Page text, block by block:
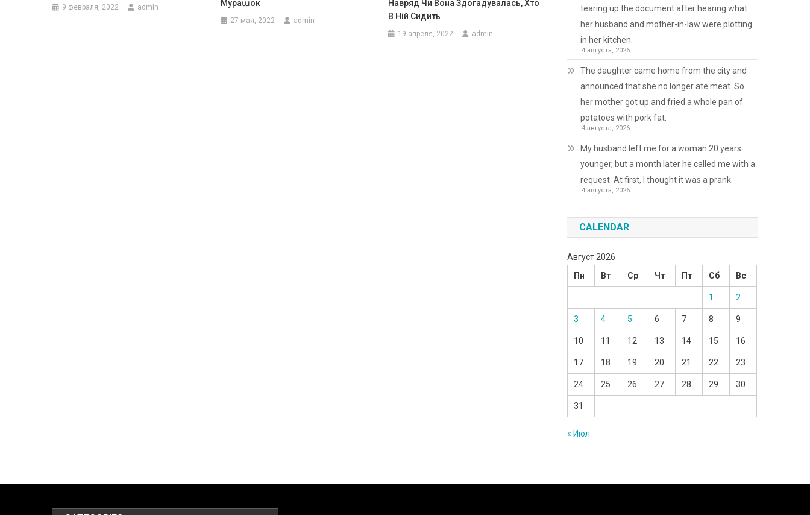
9 февраля, 2022 admin
Мураաок
27 мая, 2022 admin
Навряд Чи Вона Здогадувалась, Хто
В Ній Сидить
19 апреля, 2022 admin
tearing up the document after hearing what
her husband and mother-in-law were plotting
in her kitchen.
4 августа, 2026
The daughter came home from the city and
announced that she no longer ate meat. So
her mother got up and fried a whole pan of
potatoes with pork fat.
4 августа, 2026
My husband left me for a woman 20 years
younger, but a month later he called me with a
request. At first, I thought it was a prank.
4 августа, 2026
CALENDAR
Август 2026
Пн
Вт Ср Чт Пт Сб Вс
1 2
3 4 5 6 7 8 9
10 11 12 13 14 15 16
17 18 19 20 21 22 23
24 25 26 27 28 29 30
31
« Июл